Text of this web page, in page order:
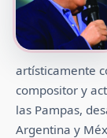
artísticamente
compositor y
las Pampas,
Argentina y